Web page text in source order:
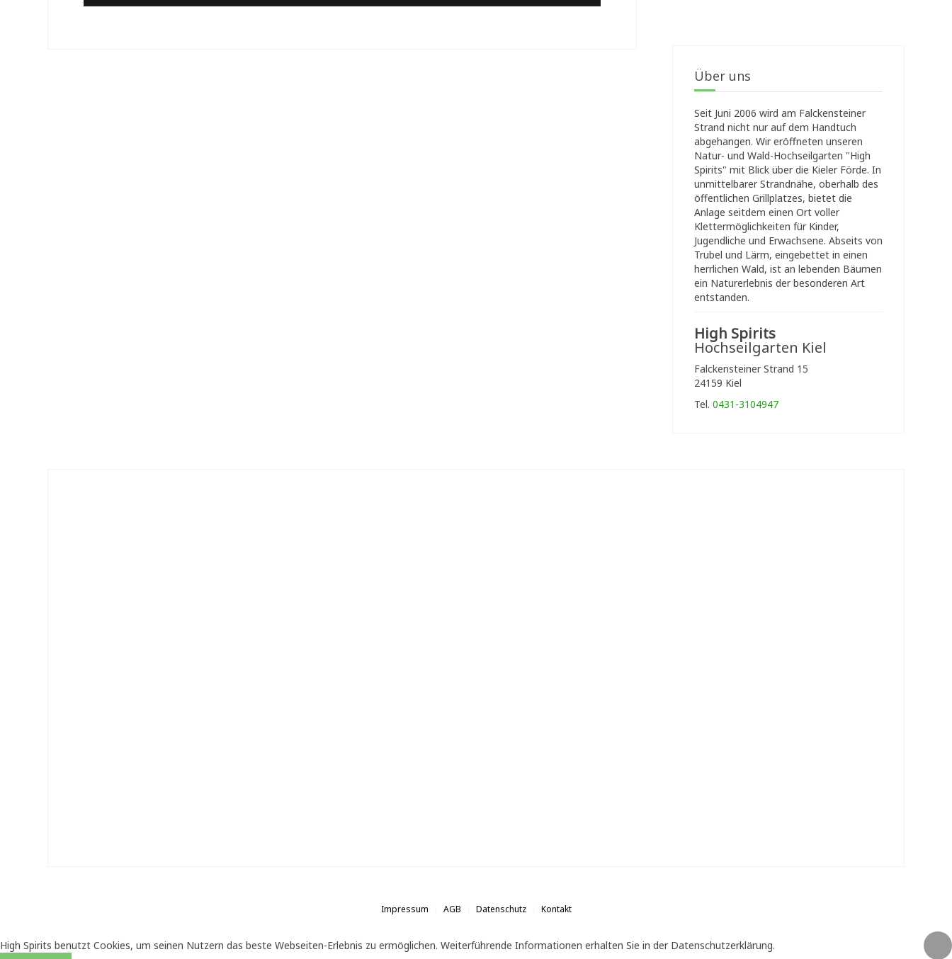
Über uns
Seit Juni 2006 wird am Falckensteiner
Strand nicht nur auf dem Handtuch
abgehangen. Wir eröffneten unseren
Natur- und Wald-Hochseilgarten "High
Spirits" mit Blick über die Kieler Förde. In
unmittelbarer Strandnähe, oberhalb des
öffentlichen Grillplatzes, bietet die
Anlage seitdem einen Ort voller
Klettermöglichkeiten für Kinder,
Jugendliche und Erwachsene. Abseits von
Trubel und Lärm, eingebettet in einen
herrlichen Wald, ist an lebenden Bäumen
ein Naturerlebnis der besonderen Art
entstanden.
High Spirits
Hochseilgarten Kiel
Falckensteiner Strand 15
24159 Kiel
Tel. 0431-3104947
Impressum AGB Datenschutz Kontakt
High Spirits benutzt Cookies, um seinen Nutzern das beste Webseiten-Erlebnis zu ermöglichen. Weiterführende Informationen erhalten Sie in der Datenschutzerklärung.